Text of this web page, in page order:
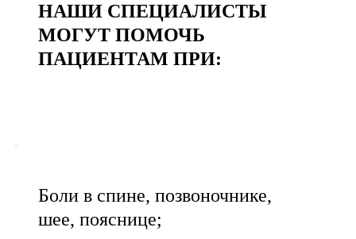
НАШИ СПЕЦИАЛИСТЫ
МОГУТ ПОМОЧЬ
ПАЦИЕНТАМ ПРИ:
Боли в спине, позвоночнике,
шее, пояснице;